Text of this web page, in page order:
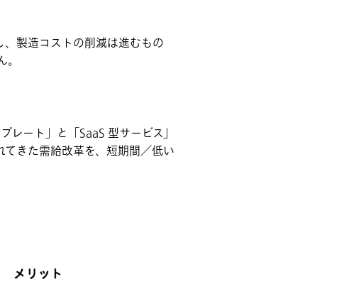
製造コストの削減は進むもの
ート」と「SaaS 型サービス」
きた需給改革を、短期間／低い